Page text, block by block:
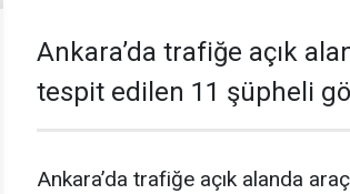
Ankara’da trafiğe açık
tespit edilen 11 şüpheli
Ankara’da trafiğe açık alanda